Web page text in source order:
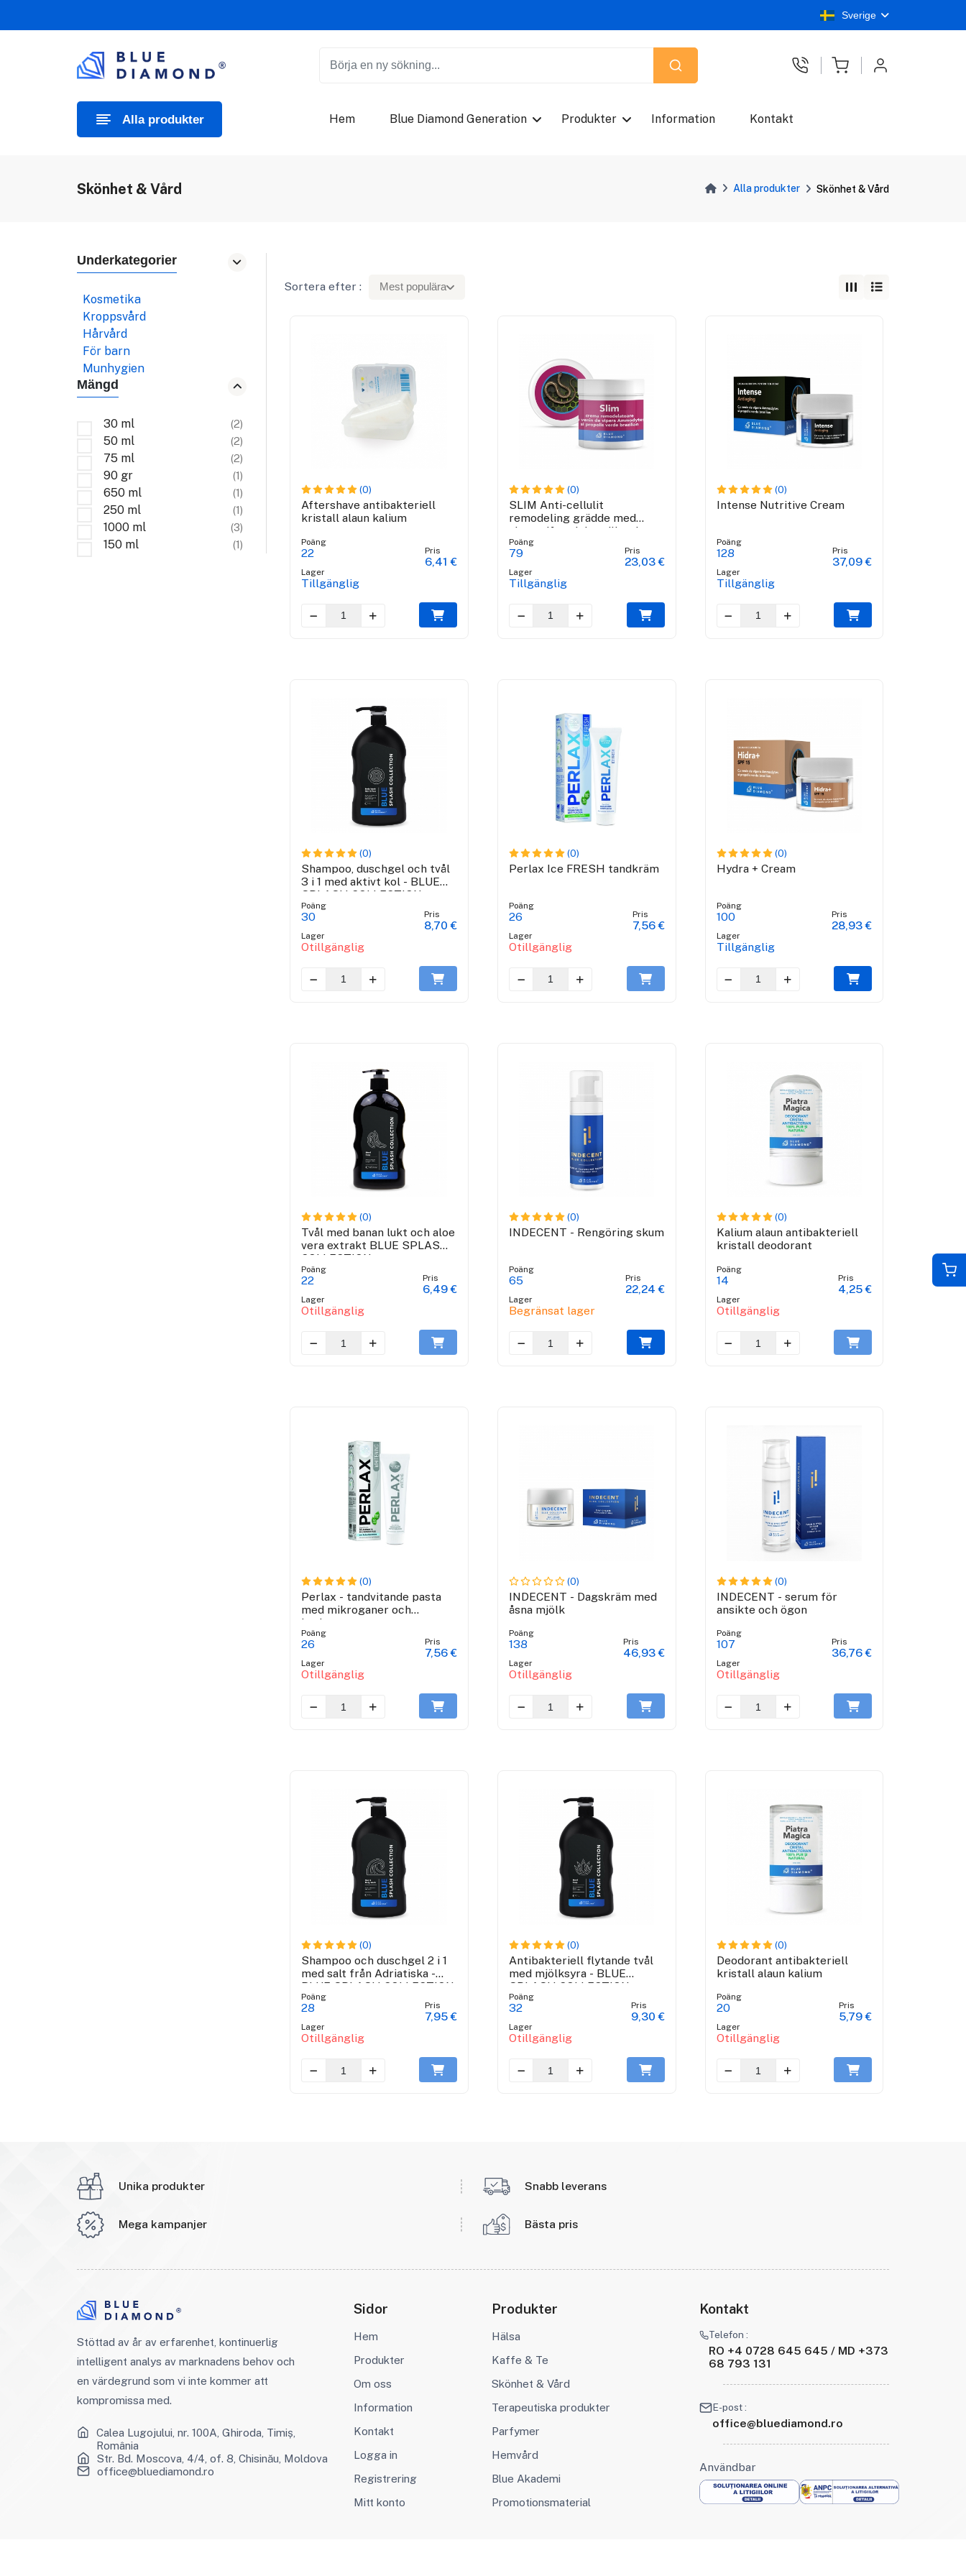
Sverige
Alla produkter Hem Blue Diamond Generation Produkter Information Kontakt
Skönhet & Vård Alla produkter Skönhet & Vård
Underkategorier
Kosmetika
Kroppsvård
Hårvård
För barn
Munhygien
Mängd
30 ml (2)
50 ml (2)
75 ml (2)
90 gr (1)
650 ml (1)
250 ml (1)
1000 ml (3)
150 ml (1)
Sortera efter : Mest populära
(0)
Aftershave antibakteriell
kristall alaun kalium
Poäng
22
Lager
Tillgänglig
Pris
6,41 €
(0)
SLIM Anti-cellulit
remodeling grädde med
viper gift och brasiliansk
grön propolis
Poäng
79
Lager
Tillgänglig
Pris
23,03 €
(0)
Intense Nutritive Cream
Poäng
128
Lager
Tillgänglig
Pris
37,09 €
(0)
Shampoo, duschgel och tvål
3 i 1 med aktivt kol - BLUE
SPLASH COLLECTION
Poäng
30
Lager
Otillgänglig
Pris
8,70 €
(0)
Perlax Ice FRESH tandkräm
Poäng
26
Lager
Otillgänglig
Pris
7,56 €
(0)
Hydra + Cream
Poäng
100
Lager
Tillgänglig
Pris
28,93 €
(0)
Tvål med banan lukt och aloe
vera extrakt BLUE SPLASH
COLLECTION
Poäng
22
Lager
Otillgänglig
Pris
6,49 €
(0)
INDECENT - Rengöring skum
Poäng
65
Lager
Begränsat lager
Pris
22,24 €
(0)
Kalium alaun antibakteriell
kristall deodorant
Poäng
14
Lager
Otillgänglig
Pris
4,25 €
(0)
Perlax - tandvitande pasta
med mikroganer och
hyaluronsyra
Poäng
26
Lager
Otillgänglig
Pris
7,56 €
(0)
INDECENT - Dagskräm med
åsna mjölk
Poäng
138
Lager
Otillgänglig
Pris
46,93 €
(0)
INDECENT - serum för
ansikte och ögon
Poäng
107
Lager
Otillgänglig
Pris
36,76 €
(0)
Shampoo och duschgel 2 i 1
med salt från Adriatiska -
BLUE SPLASH COLLECTION
Poäng
28
Lager
Otillgänglig
Pris
7,95 €
(0)
Antibakteriell flytande tvål
med mjölksyra - BLUE
SPLASH COLLECTION
Poäng
32
Lager
Otillgänglig
Pris
9,30 €
(0)
Deodorant antibakteriell
kristall alaun kalium
Poäng
20
Lager
Otillgänglig
Pris
5,79 €
Unika produkter Snabb leverans
Mega kampanjer Bästa pris
Stöttad av år av erfarenhet, kontinuerlig
intelligent analys av marknadens behov och
en värdegrund som vi inte kommer att
kompromissa med.
Calea Lugojului, nr. 100A, Ghiroda, Timiș,
România
Str. Bd. Moscova, 4/4, of. 8, Chisinău, Moldova
office@bluediamond.ro
Sidor
Hem
Produkter
Om oss
Information
Kontakt
Logga in
Registrering
Mitt konto
Produkter
Hälsa
Kaffe & Te
Skönhet & Vård
Terapeutiska produkter
Parfymer
Hemvård
Blue Akademi
Promotionsmaterial
Kontakt
Telefon :
RO +4 0728 645 645 / MD +373
68 793 131
E-post :
office@bluediamond.ro
Användbar